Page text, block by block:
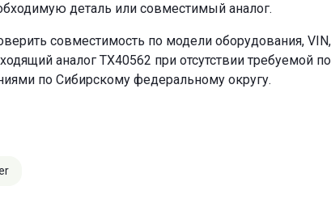
деталь или совместимый аналог.
совместимость по модели оборудования,
аналог TX40562 при отсутствии требуемой
по Сибирскому федеральному округу.